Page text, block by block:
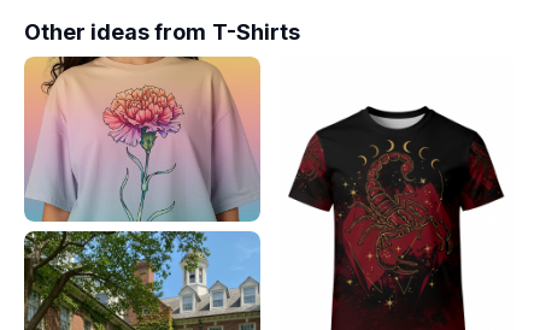
Other ideas from T-Shirts